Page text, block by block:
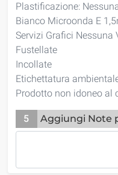
Plastificazione:
Bianco Microonda E
Servizi Grafici Nessuna
Fustellate
Incollate
Etichettatura
Prodotto non idoneo al
5 Aggiungi Note